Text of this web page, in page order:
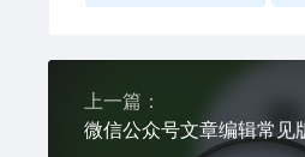
上一篇：
微信公众号文章编辑常见